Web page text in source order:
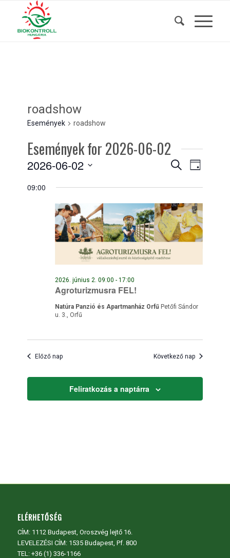
roadshow
Események roadshow
Események for 2026-06-02
Események
nézet
választás
Keresett
kifejezés
Esemény
nézet
Nap
2026-06-02
kiválasztása.
09:00
Agroturizmusra FEL!
2026. június 2. 09:00 -17:00
Natúra Panzió és Apartmanház Orfű Petőfi Sándor
u. 3., Orfű
Előző nap Következő nap
Feliratkozás a naptárra
ELÉRHETŐSÉG
CÍM: 1112 Budapest, Oroszvég lejtő 16.
LEVELEZÉSI CÍM: 1535 Budapest, Pf. 800
TEL: +36 (1) 336-1166